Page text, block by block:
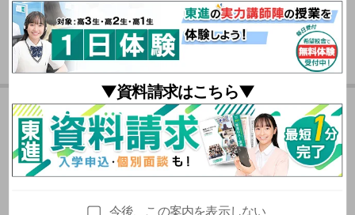
▼資料請求はこちら▼
今後、この案内を表示しない
それぞれの設問文の内容から、どの英文に解答根拠があり
そうかを判断する必要がありました。
本問のように最大値と最小値に関する条件を満たす2次関数
を考える問題は目新しいです。このような問題では解法を
暗記して当てはめるだけの学習では対応できません。
役所の住民証明サービスを題材に４案を比較しました。利
便性と安全性のバランスを踏まえ、各案の特徴を整理する
力が問われました。
夏期特別招待講習の
おススメポイント